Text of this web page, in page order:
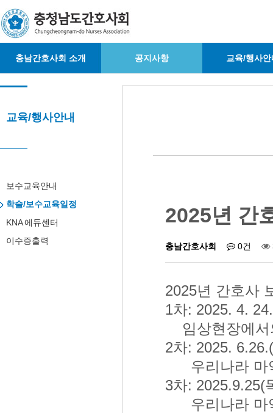
충남간호사회 소개 공지사항 교육/행사안
교육/행사안내
보수교육안내
학술/보수교육일정
KNA 에듀센터
이수증출력
2025년 간
충남간호사회 0건
2025년 간호사
1차: 2025. 4.
임상현장에서
2차: 2025.
우리나라 마
3차: 2025.9.25(
우리나라 마